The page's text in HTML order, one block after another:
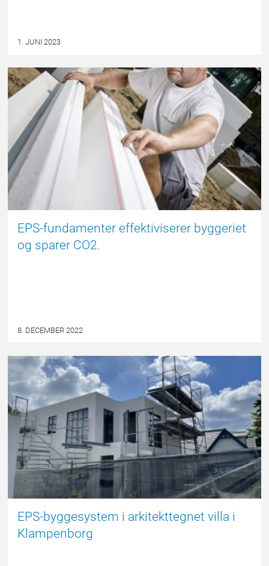
1. JUNI 2023
EPS-fundamenter effektiviserer byggeriet
og sparer CO2.
8. DECEMBER 2022
EPSBLOGGEN
EPS-byggesystem i arkitekttegnet villa i
Klampenborg